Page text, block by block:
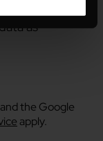
as
the Google
apply.